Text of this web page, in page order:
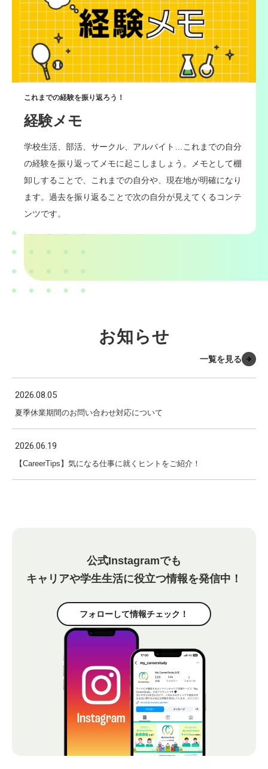
これまでの経験を振り返ろう！
経験メモ
学校生活、部活、サークル、アルバイト…これまでの自分
の経験を振り返ってメモに起こしましょう。メモとして棚
卸しすることで、これまでの自分や、現在地が明確になり
ます。過去を振り返ることで次の自分が見えてくるコンテ
ンツです。
お知らせ
一覧を見る
2026.08.05
夏季休業期間のお問い合わせ対応について
2026.06.19
【CareerTips】気になる仕事に就くヒントをご紹介！
公式Instagramでも
キャリアや学生生活に役立つ情報を発信中！
フォローして情報チェック！